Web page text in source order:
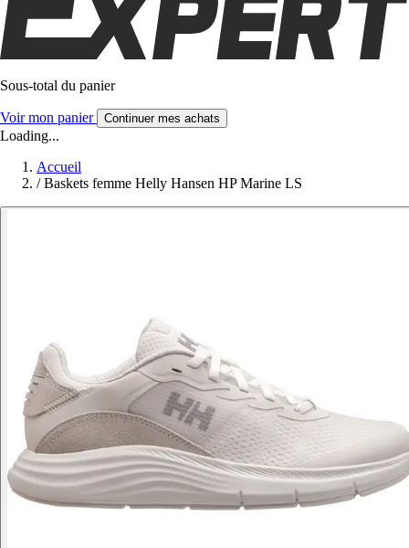
Sous-total du panier
Voir mon panier Continuer mes achats
Loading...
Accueil
/ Baskets femme Helly Hansen HP Marine LS